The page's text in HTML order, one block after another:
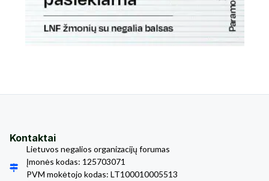
Kontaktai
Lietuvos negalios organizacijų forumas
Įmonės kodas: 125703071
PVM mokėtojo kodas: LT100010005513